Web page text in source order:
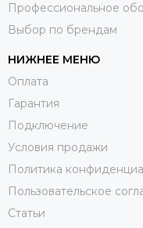
Профессиональное
Выбор по брендам
НИЖНЕЕ МЕНЮ
Оплата
Гарантия
Подключение
Условия продажи
Политика
Пользовательское
Статьи